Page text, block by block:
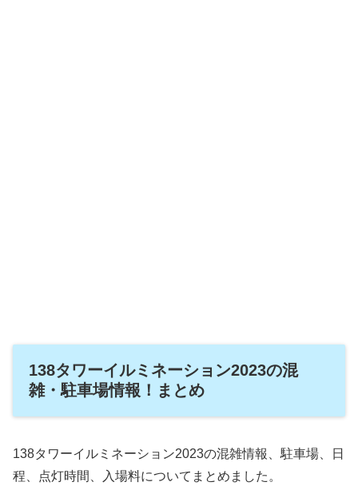
138タワーイルミネーション2023の混
雑・駐車場情報！まとめ
138タワーイルミネーション2023の混雑情報、駐車場、日
程、点灯時間、入場料についてまとめました。